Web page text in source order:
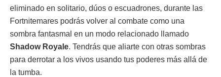
eliminado en solitario, dúos o escuadrones, durante las
Fortnitemares podrás volver al combate como una
sombra fantasmal en un modo relacionado llamado
Shadow Royale. Tendrás que aliarte con otras sombras
para derrotar a los vivos usando tus poderes más allá de
la tumba.